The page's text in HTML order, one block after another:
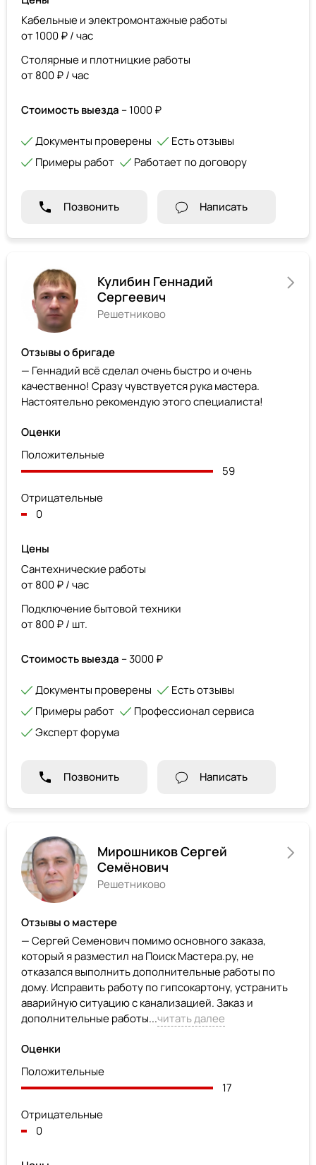
Кабельные и электромонтажные работы
от 1000 ₽ / час
Столярные и плотницкие работы
от 800 ₽ / час
Стоимость выезда – 1000 ₽
Документы проверены
Есть отзывы
Примеры работ
Работает по договору
Позвонить Написать
Кулибин Геннадий
Сергеевич
Решетниково
Отзывы о бригаде
— Геннадий всё сделал очень быстро и очень
качественно! Сразу чувствуется рука мастера.
Настоятельно рекомендую этого специалиста!
Оценки
Положительные
59
Отрицательные
0
Цены
Сантехнические работы
от 800 ₽ / час
Подключение бытовой техники
от 800 ₽ / шт.
Стоимость выезда – 3000 ₽
Документы проверены
Есть отзывы
Примеры работ
Профессионал сервиса
Эксперт форума
Позвонить Написать
Мирошников Сергей
Семёнович
Решетниково
Отзывы о мастере
— Сергей Семенович помимо основного заказа,
который я разместил на Поиск Мастера.ру, не
отказался выполнить дополнительные работы по
дому. Исправить работу по гипсокартону, устранить
аварийную ситуацию с канализацией. Заказ и
дополнительные работы...читать далее
Оценки
Положительные
17
Отрицательные
0